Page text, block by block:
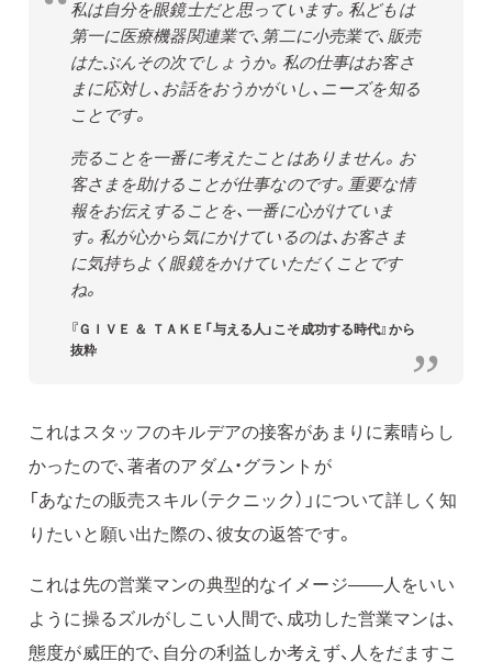
私は自分を眼鏡士だと思っています。私どもは
第一に医療機器関連業で、第二に小売業で、販売
はたぶんその次でしょうか。私の仕事はお客さ
まに応対し、お話をおうかがいし、ニーズを知る
ことです。
売ることを一番に考えたことはありません。お
客さまを助けることが仕事なのです。重要な情
報をお伝えすることを、一番に心がけていま
す。私が心から気にかけているのは、お客さま
に気持ちよく眼鏡をかけていただくことです
ね。
『ＧＩＶＥ ＆ ＴＡＫＥ「与える人」こそ成功する時代』から
抜粋
これはスタッフのキルデアの接客があまりに素晴らし
かったので、著者のアダム・グラントが
「あなたの販売スキル（テクニック）」について詳しく知
りたいと願い出た際の、彼女の返答です。
これは先の営業マンの典型的なイメージ——人をいい
ように操るズルがしこい人間で、成功した営業マンは、
態度が威圧的で、自分の利益しか考えず、人をだますこ